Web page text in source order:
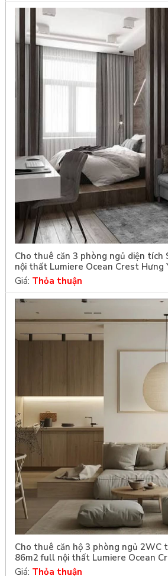
Cho thuê căn 3 phòng ngủ diện
nội thất Lumiere Ocean Crest Hưng
Giá: Thỏa thuận
Cho thuê căn hộ 3 phòng ngủ 2WC
86m2 full nội thất Lumiere Ocean
Giá: Thỏa thuận